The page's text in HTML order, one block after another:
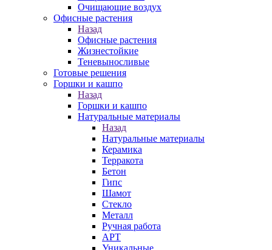
Очищающие воздух
Офисные растения
Назад
Офисные растения
Жизнестойкие
Теневыносливые
Готовые решения
Горшки и кашпо
Назад
Горшки и кашпо
Натуральные материалы
Назад
Натуральные материалы
Керамика
Терракота
Бетон
Гипс
Шамот
Стекло
Металл
Ручная работа
АРТ
Уникальные